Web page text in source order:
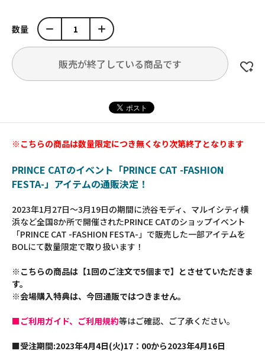
数量
販売が終了している商品です
※こちらの商品は数量限定につき無くなり次第終了となります
PRINCE CATのイベント「PRINCE CAT -FASHION
FESTA-」アイテムの通販決定！
2023年1月27日～3月19日の期間に渋谷モディ、マルイシティ横
浜など全国8か所で開催されたPRINCE CATのショップイベント
「PRINCE CAT -FASHION FESTA-」で販売した一部アイテムを
BOLにて数量限定で取り扱います！
※こちらの商品は【1回のご注文で5個まで】とさせていただきま
す。
※会場購入特典は、今回通販ではつきません。
■ご利用ガイド、ご利用規約等はご確認、ご了承ください。
■受注期間:2023年4月4日(火)17：00から2023年4月16日